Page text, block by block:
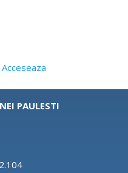
Acceseaza
PAULESTI